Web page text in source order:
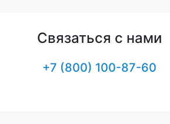
Связаться с нами
+7 (800) 100-87-60